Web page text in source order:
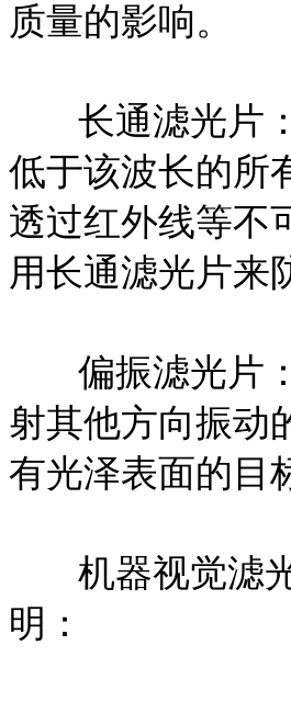
质量的影响。
长通滤光片
低于该波长的所
透过红外线等不
用长通滤光片来
偏振滤光片
射其他方向振动
有光泽表面的目
机器视觉滤
明：